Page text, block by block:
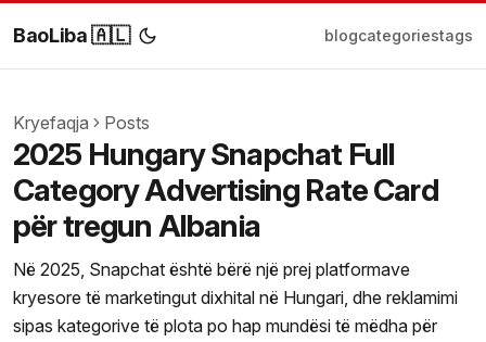
BaoLiba 🇦🇱 blogcategoriestags
Kryefaqja Posts
2025 Hungary Snapchat Full
Category Advertising Rate Card
për tregun Albania
Në 2025, Snapchat është bërë një prej platformave
kryesore të marketingut dixhital në Hungari, dhe reklamimi
sipas kategorive të plota po hap mundësi të mëdha për